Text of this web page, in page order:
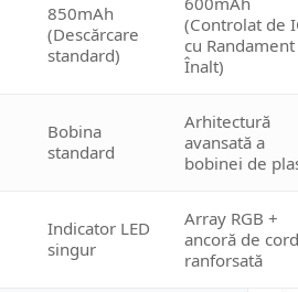
850mAh
(Descărcare
standard)
(Controlat de
cu Randament
Înalt)
Bobina
standard
Arhitectură
avansată a
bobinei de
Indicator LED
singur
Array RGB +
ancoră de
ranforsată